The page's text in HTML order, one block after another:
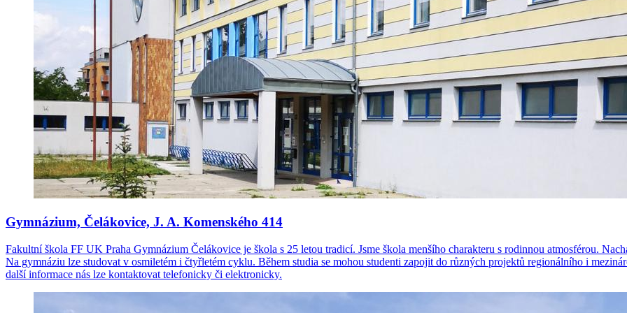
Gymnázium, Čelákovice, J. A. Komenského 414
Fakultní škola FF UK Praha Gymnázium Čelákovice je škola s 25 letou tradicí. Jsme škola menšího charakteru s rodinnou atmosférou.
Na gymnáziu lze studovat v osmiletém i čtyřletém cyklu. Během studia se mohou studenti zapojit do různých projektů regionálního i
další informace nás lze kontaktovat telefonicky či elektronicky.